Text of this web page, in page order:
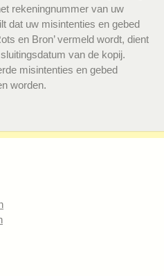
rekeningnummer van uw
dat uw misintenties en gebed
en Bron’ vermeld wordt, dient
van de kopij.
misintenties en gebed
worden.